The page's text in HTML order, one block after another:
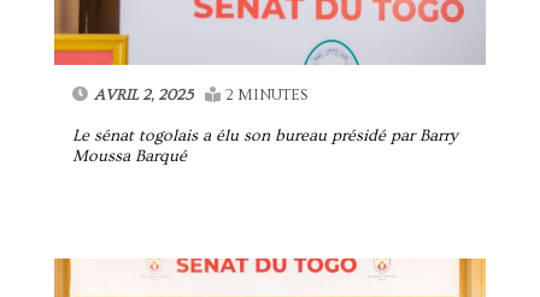
AVRIL 2, 2025 2 MINUTES
Le sénat togolais a élu son bureau présidé par Barry
Moussa Barqué